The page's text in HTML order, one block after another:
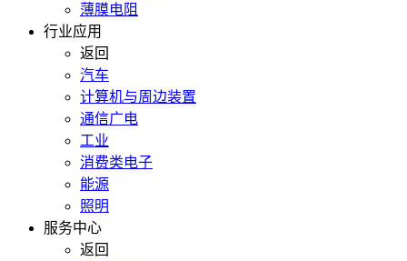
薄膜电阻
行业应用
返回
汽车
计算机与周边装置
通信广电
工业
消费类电子
能源
照明
服务中心
返回